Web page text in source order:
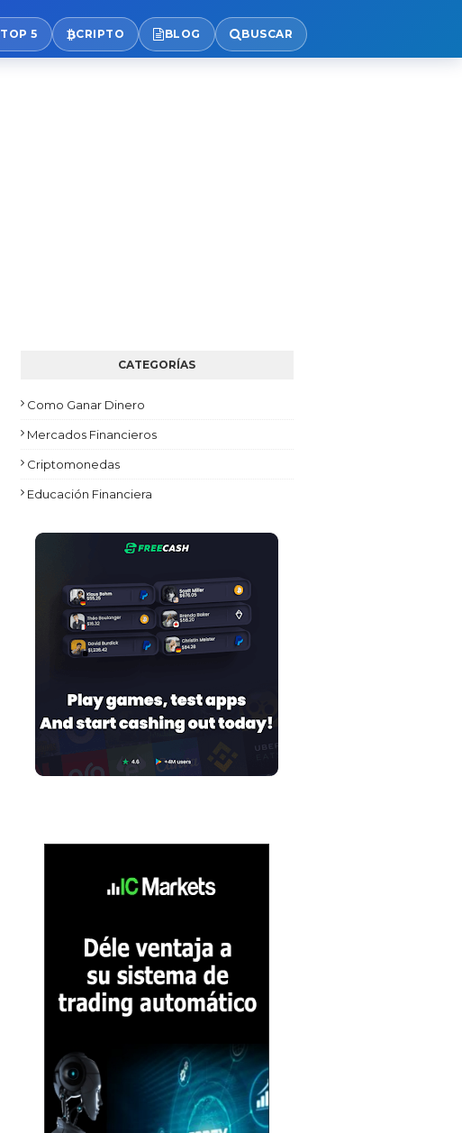
TOP 5 CRIPTO BLOG BUSCAR
CATEGORÍAS
Como Ganar Dinero
Mercados Financieros
Criptomonedas
Educación Financiera